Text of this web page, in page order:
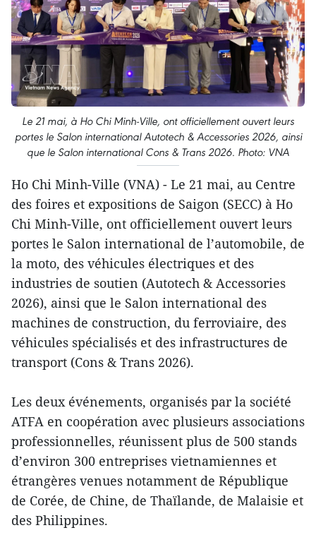
Le 21 mai, à Ho Chi Minh-Ville, ont officiellement ouvert leurs
portes le Salon international Autotech & Accessories 2026, ainsi
que le Salon international Cons & Trans 2026. Photo: VNA
Ho Chi Minh-Ville (VNA) - Le 21 mai, au Centre
des foires et expositions de Saigon (SECC) à Ho
Chi Minh-Ville, ont officiellement ouvert leurs
portes le Salon international de l’automobile, de
la moto, des véhicules électriques et des
industries de soutien (Autotech & Accessories
2026), ainsi que le Salon international des
machines de construction, du ferroviaire, des
véhicules spécialisés et des infrastructures de
transport (Cons & Trans 2026).
Les deux événements, organisés par la société
ATFA en coopération avec plusieurs associations
professionnelles, réunissent plus de 500 stands
d’environ 300 entreprises vietnamiennes et
étrangères venues notamment de République
de Corée, de Chine, de Thaïlande, de Malaisie et
des Philippines.